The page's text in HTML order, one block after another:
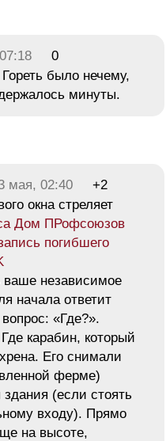
0
было нечему,
минуты.
мая, 02:40
+2
окна стреляет
Дом ПРофсоюзов
погибшего
ваше независимое
начала ответит
«Где?».
карабин, который
Его снимали
ферме)
(если стоять
входу). Прямо
на высоте,